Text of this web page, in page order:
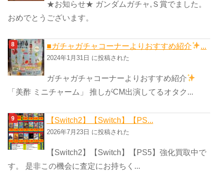
★お知らせ★ ガンダムガチャ,Ｓ賞でました。
おめでとうございます。
■ガチャガチャコーナーよりおすすめ紹介 ...
2024年1月31日 に投稿された
ガチャガチャコーナーよりおすすめ紹介
「美酢 ミニチャーム」 推しがCM出演してるオタク...
【Switch2】【Switch】【PS...
2026年7月23日 に投稿された
【Switch2】【Switch】【PS5】強化買取中で
す。 是非この機会に査定にお持ちく...